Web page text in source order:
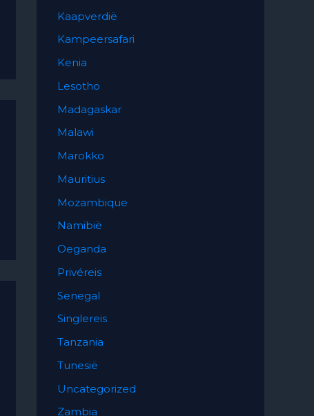
Kaapverdië
Kampeersafari
Kenia
Lesotho
Madagaskar
Malawi
Marokko
Mauritius
Mozambique
Namibië
Oeganda
Privéreis
Senegal
Singlereis
Tanzania
Tunesië
Uncategorized
Zambia